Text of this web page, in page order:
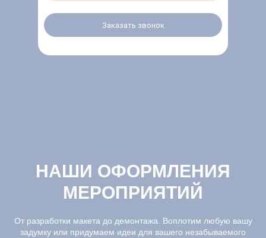
Заказать звонок
НАШИ ОФОРМЛЕНИЯ
МЕРОПРИЯТИЙ
От разработки макета до демонтажа. Воплотим любую вашу
задумку или придумаем идеи для вашего незабываемого